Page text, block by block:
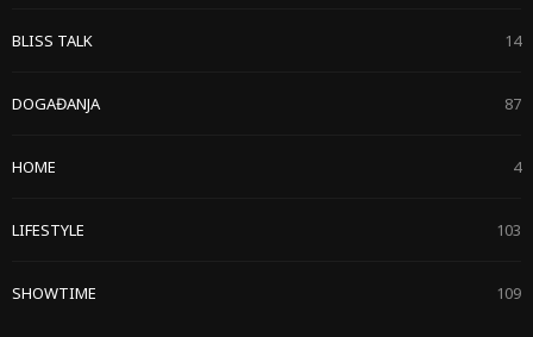
BLISS TALK 14
DOGAĐANJA 87
HOME 4
LIFESTYLE 103
SHOWTIME 109